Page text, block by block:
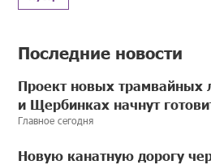
Последние новости
Проект новых трамвайных
и Щербинках начнут
Главное сегодня
Новую канатную дорогу